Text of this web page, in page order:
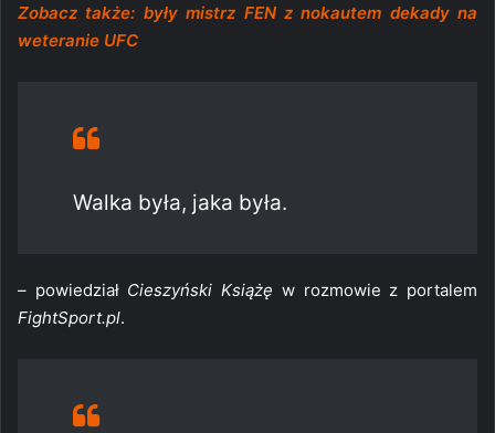
Zobacz także: były mistrz FEN z nokautem dekady na
weteranie UFC
Walka była, jaka była.
– powiedział Cieszyński Książę w rozmowie z portalem
FightSport.pl.